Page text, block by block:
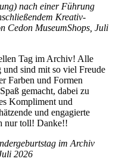
nach einer Führung
Kreativ-
Cedon MuseumShops, Juli
Tag im Archiv! Alle
sind mit so viel Freude
Farben und Formen
gemacht, dabei zu
Kompliment und
und engagierte
nur toll! Danke!!
im Archiv
2026